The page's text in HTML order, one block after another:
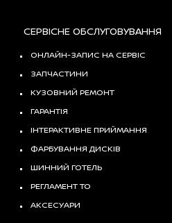
СЕРВІСНЕ ОБСЛУГОВУВАННЯ
ОНЛАЙН-ЗАПИС НА СЕРВІС
ЗАПЧАСТИНИ
КУЗОВНИЙ РЕМОНТ
ГАРАНТІЯ
ІНТЕРАКТИВНЕ ПРИЙМАННЯ
ФАРБУВАННЯ ДИСКІВ
ШИННИЙ ГОТЕЛЬ
РЕГЛАМЕНТ ТО
АКСЕСУАРИ